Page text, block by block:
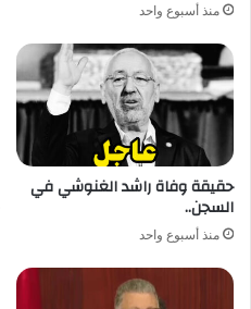
منذ أسبوع واحد
حقيقة وفاة راشد الغنوشي في
السجن..
منذ أسبوع واحد